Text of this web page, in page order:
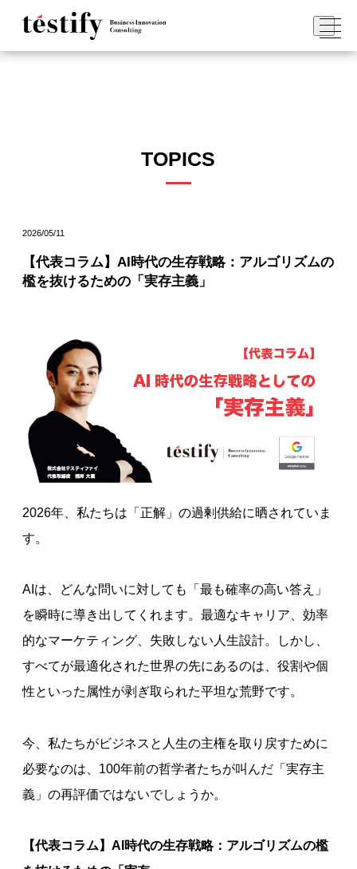
TOPICS
2026/05/11
【代表コラム】AI時代の生存戦略：アルゴリズムの
檻を抜けるための「実存主義」
2026年、私たちは「正解」の過剰供給に晒されていま
す。
AIは、どんな問いに対しても「最も確率の高い答え」
を瞬時に導き出してくれます。最適なキャリア、効率
的なマーケティング、失敗しない人生設計。しかし、
すべてが最適化された世界の先にあるのは、役割や個
性といった属性が剥ぎ取られた平坦な荒野です。
今、私たちがビジネスと人生の主権を取り戻すために
必要なのは、100年前の哲学者たちが叫んだ「実存主
義」の再評価ではないでしょうか。
【代表コラム】AI時代の生存戦略：アルゴリズムの檻